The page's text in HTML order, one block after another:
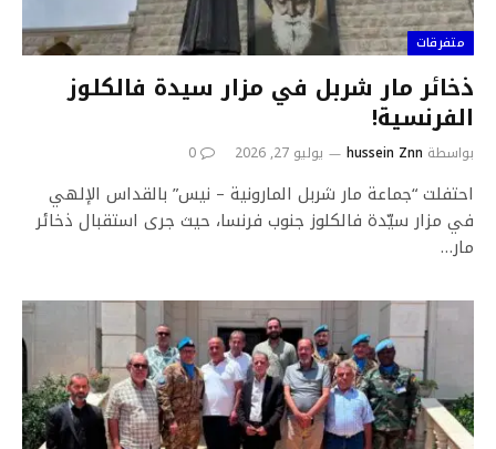
متفرقات
ذخائر مار شربل في مزار سيدة فالكلوز
الفرنسية!
بواسطة hussein Znn يوليو 27, 2026 0
احتفلت “جماعة مار شربل المارونية – نيس” بالقداس الإلهي
في مزار سيّدة فالكلوز جنوب فرنسا، حيث جرى استقبال ذخائر
مار…